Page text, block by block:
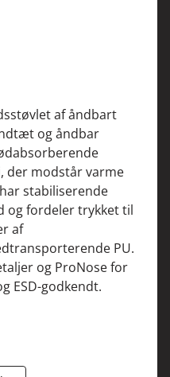
af åndbart
og åndbar
der modstår varme
har stabiliserende
og fordeler trykket til
af
PU.
og ProNose for
ESD-godkendt.